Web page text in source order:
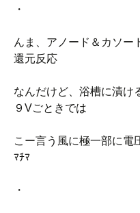
・
んま、アノード＆カソー
還元反応
なんだけど、浴槽に漬け
９Vごときでは
こー言う風に極一部に電
ﾏﾁﾏ
・